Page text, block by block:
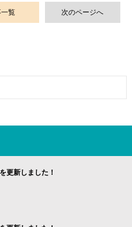
覧 次のページへ
更新しました！